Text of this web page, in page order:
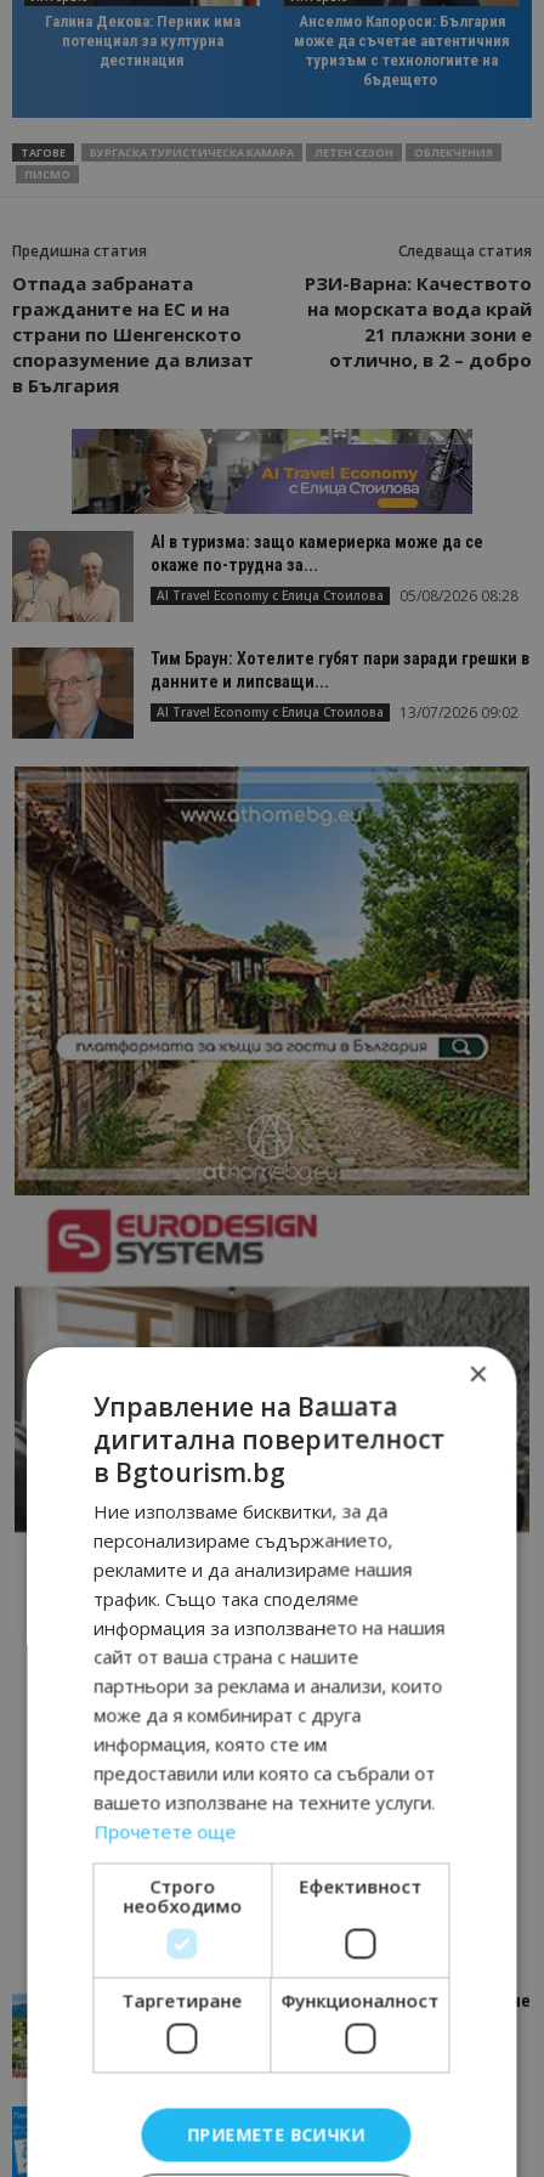
Галина Декова: Перник има
потенциал за културна
дестинация
Анселмо Капороси: България
може да съчетае автентичния
туризъм с технологиите на
бъдещето
ТАГОВЕ БУРГАСКА ТУРИСТИЧЕСКА КАМАРА ЛЕТЕН СЕЗОН
ОБЛЕКЧЕНИЯ
ПИСМО
Предишна статия
Отпада забраната
гражданите на ЕС и на
страни по Шенгенското
споразумение да влизат
в България
Следваща статия
РЗИ-Варна: Качеството
на морската вода край
21 плажни зони е
отлично, в 2 – добро
AI в туризма: защо камериерка може да се
окаже по-трудна за...
AI Travel Economy с Елица Стоилова 05/08/2026 08:28
Тим Браун: Хотелите губят пари заради грешки в
данните и липсващи...
AI Travel Economy с Елица Стоилова 13/07/2026 09:02
“Пощенска картичка от…”: Петрич – Изживяване
отвъд очакваното
Петрич
“Пощенска картичка от…”: Пловдив, градът на
всички времена
Пловдив 23/06/2026 10:00
×
Управление на Вашата
дигитална поверителност
в Bgtourism.bg
Ние използваме бисквитки, за да
персонализираме съдържанието,
рекламите и да анализираме нашия
трафик. Също така споделяме
информация за използването на нашия
сайт от ваша страна с нашите
партньори за реклама и анализи, които
може да я комбинират с друга
информация, която сте им
предоставили или която са събрали от
вашето използване на техните услуги.
Прочетете още
Строго
необходимо
Ефективност
Таргетиране Функционалност
ПРИЕМЕТЕ ВСИЧКИ